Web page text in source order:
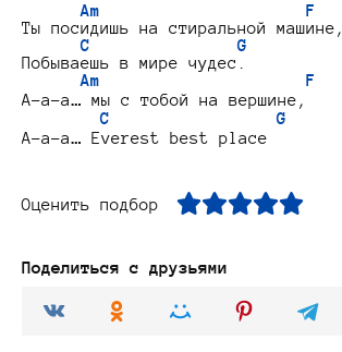
Am                     F
Ты посидишь на стиральной машине,
C               G
Побываешь в мире чудес.
Am                     F
А-а-а… мы с тобой на вершине,
C                 G
Оценить подбор
Поделиться с друзьями